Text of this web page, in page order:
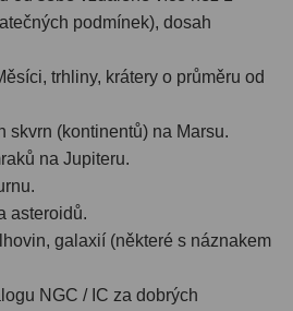
podmínek), dosah
trhliny, krátery o průměru od
skvrn (kontinentů) na Marsu.
na Jupiteru.
asteroidů.
galaxií (některé s náznakem
NGC / IC za dobrých